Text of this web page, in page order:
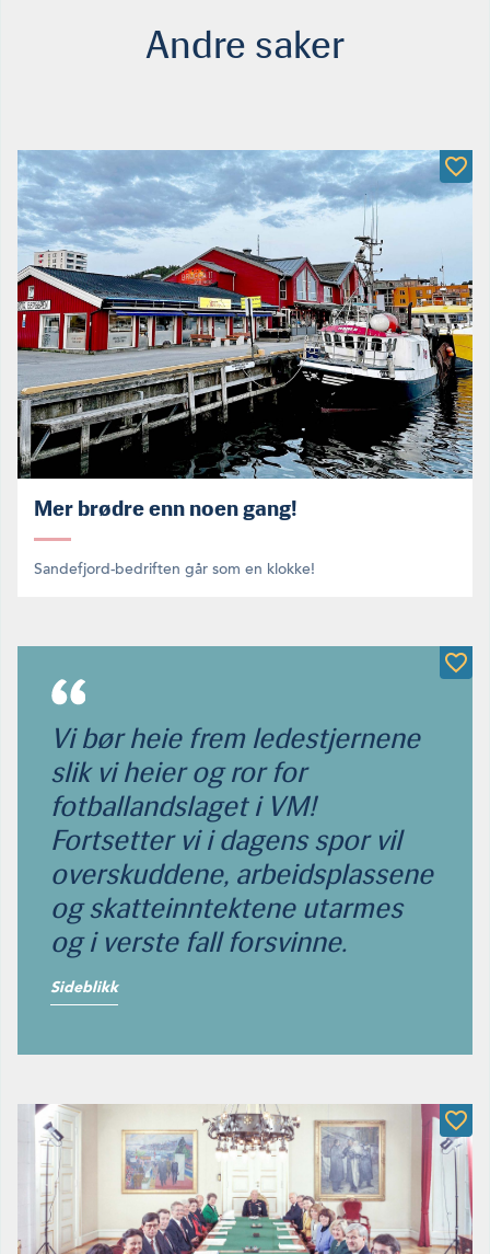
Andre saker
Mer brødre enn noen gang!
Sandefjord-bedriften går som en klokke!
Vi bør heie frem ledestjernene
slik vi heier og ror for
fotballandslaget i VM!
Fortsetter vi i dagens spor vil
overskuddene, arbeidsplassene
og skatteinntektene utarmes
og i verste fall forsvinne.
Sideblikk